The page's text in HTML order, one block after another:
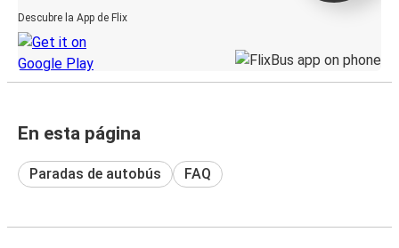
Descubre la App de Flix
En esta página
Paradas de autobús FAQ